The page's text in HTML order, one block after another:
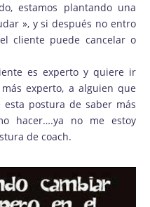
estamos plantando una
», y si después no entro
cliente puede cancelar o
es experto y quiere ir
experto, a alguien que
postura de saber más
hacer….ya no me estoy
de coach.